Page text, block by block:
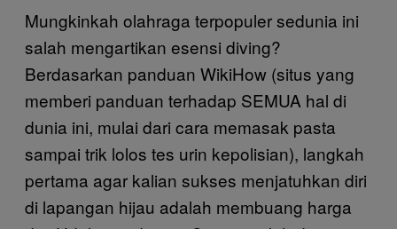
Mungkinkah olahraga terpopuler sedunia ini
salah mengartikan esensi diving?
Berdasarkan panduan WikiHow (situs yang
memberi panduan terhadap SEMUA hal di
dunia ini, mulai dari cara memasak pasta
sampai trik lolos tes urin kepolisian), langkah
pertama agar kalian sukses menjatuhkan diri
di lapangan hijau adalah membuang harga